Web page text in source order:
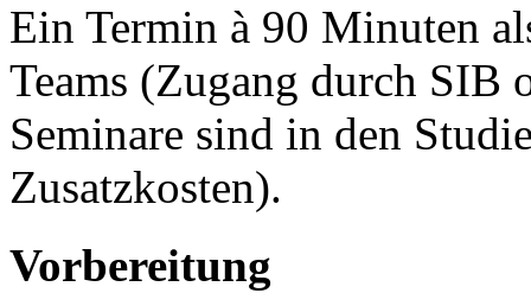
Ein Termin à 90 Minuten
Teams (Zugang durch SIB
Seminare sind in den
Zusatzkosten).
Vorbereitung